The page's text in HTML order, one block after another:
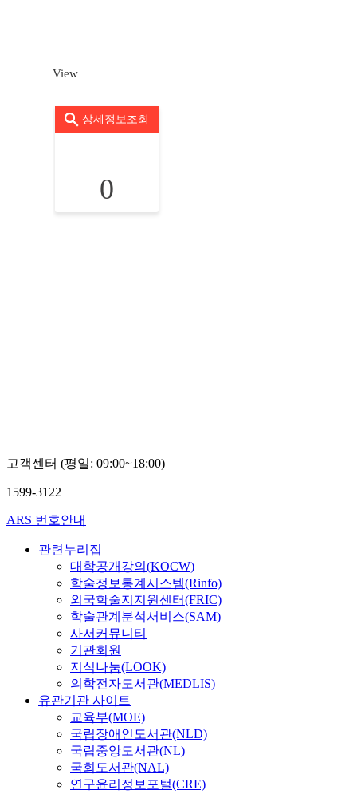
View
상세정보조회
0
고객센터 (평일: 09:00~18:00)
1599-3122
ARS 번호안내
관련누리집
대학공개강의(KOCW)
학술정보통계시스템(Rinfo)
외국학술지지원센터(FRIC)
학술관계분석서비스(SAM)
사서커뮤니티
기관회원
지식나눔(LOOK)
의학전자도서관(MEDLIS)
유관기관 사이트
교육부(MOE)
국립장애인도서관(NLD)
국립중앙도서관(NL)
국회도서관(NAL)
연구윤리정보포털(CRE)